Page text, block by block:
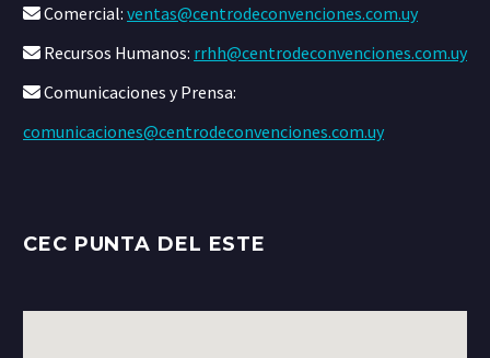
Comercial: ventas@centrodeconvenciones.com.uy
Recursos Humanos: rrhh@centrodeconvenciones.com.uy
Comunicaciones y Prensa:
comunicaciones@centrodeconvenciones.com.uy
CEC PUNTA DEL ESTE